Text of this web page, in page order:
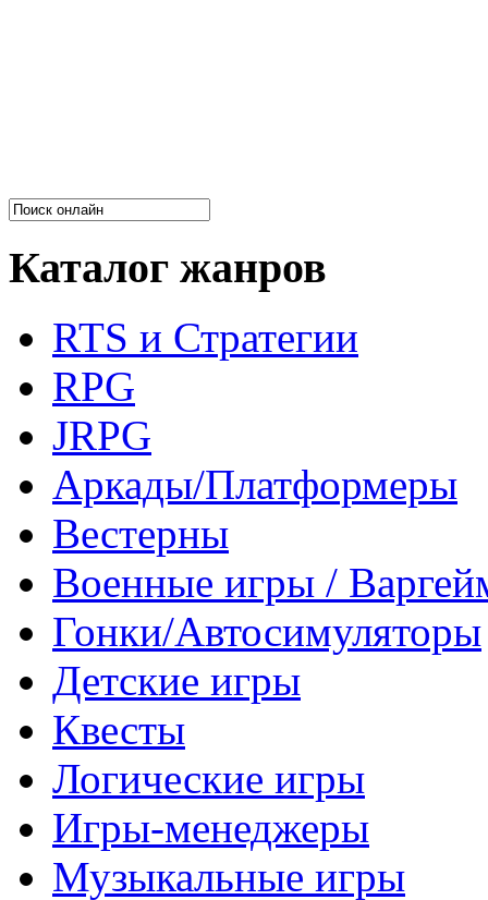
Каталог жанров
RTS и Стратегии
RPG
JRPG
Аркады/Платформеры
Вестерны
Военные игры /
Гонки/Автосимуляторы
Детские игры
Квесты
Логические игры
Игры-менеджеры
Музыкальные игры